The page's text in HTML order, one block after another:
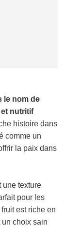
le nom de
nutritif
histoire dans
comme un
la paix dans
une texture
pour les
est riche en
choix sain